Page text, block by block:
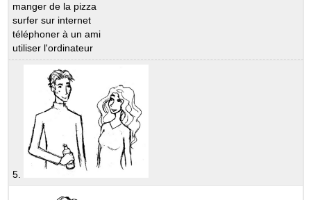
manger de la pizza
surfer sur internet
téléphoner à un ami
utiliser l'ordinateur
5.